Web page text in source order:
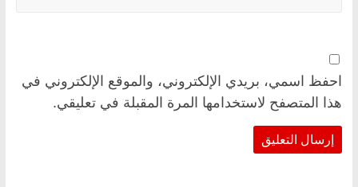
احفظ اسمي، بريدي الإلكتروني، والموقع الإلكتروني في
هذا المتصفح لاستخدامها المرة المقبلة في تعليقي.